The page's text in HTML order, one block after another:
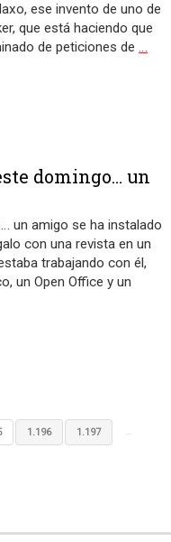
ese invento de uno de
que está haciendo que
de peticiones de …
domingo… un
un amigo se ha instalado
con una revista en un
trabajando con él,
un Open Office y un
1.196 1.197 …